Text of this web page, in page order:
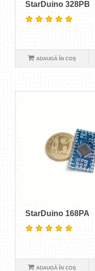
StarDuino 328PB
ADAUGĂ ÎN COŞ
StarDuino 168PA
ADAUGĂ ÎN COŞ